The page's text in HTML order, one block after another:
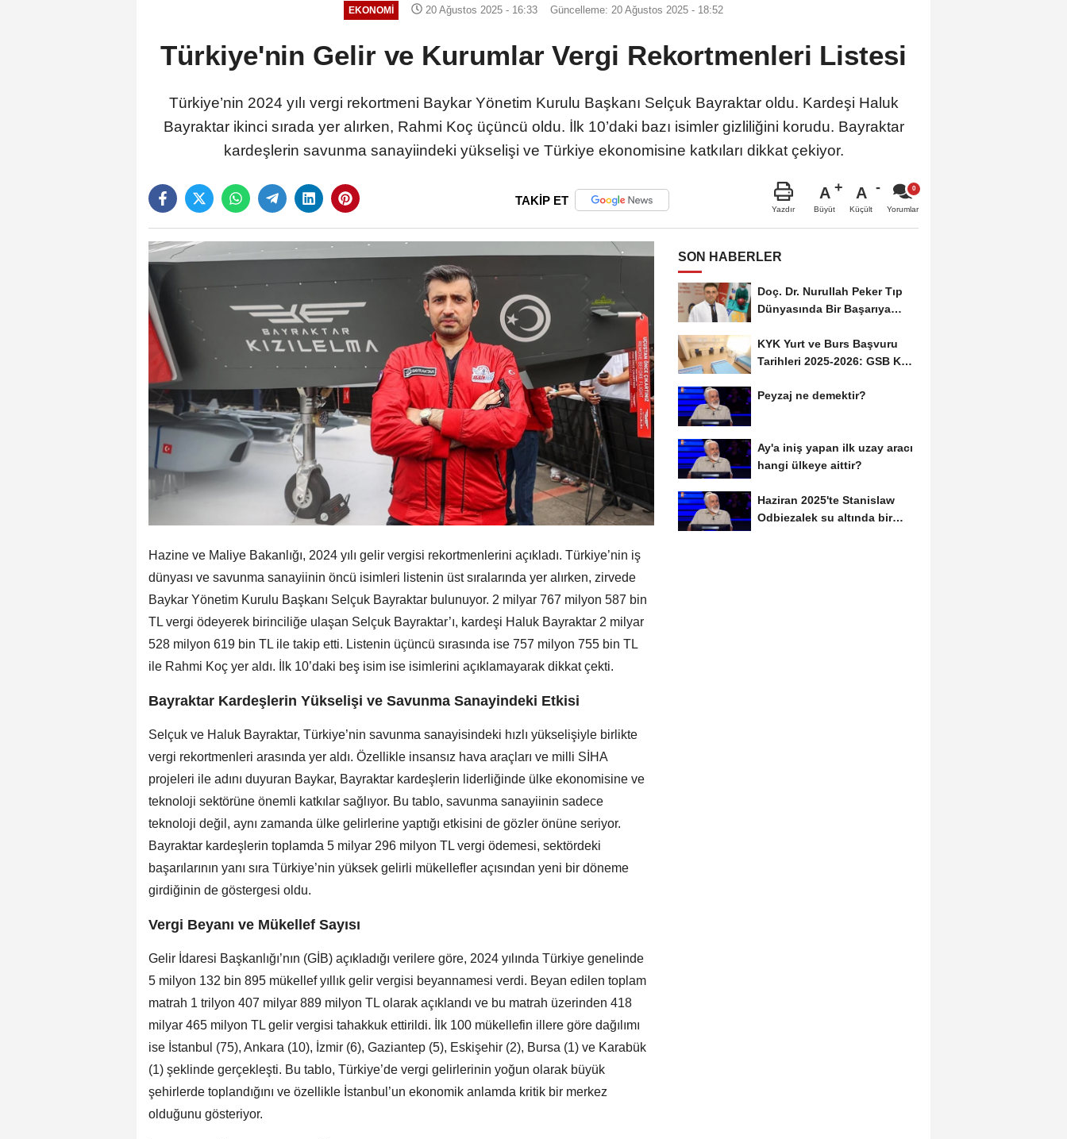
EKONOMI 20 Ağustos 2025 - 16:33 Güncelleme: 20 Ağustos 2025 - 18:52
Türkiye'nin Gelir ve Kurumlar Vergi Rekortmenleri Listesi
Türkiye’nin 2024 yılı vergi rekortmeni Baykar Yönetim Kurulu Başkanı Selçuk Bayraktar oldu. Kardeşi Haluk
Bayraktar ikinci sırada yer alırken, Rahmi Koç üçüncü oldu. İlk 10’daki bazı isimler gizliliğini korudu. Bayraktar
kardeşlerin savunma sanayiindeki yükselişi ve Türkiye ekonomisine katkıları dikkat çekiyor.
TAKİP ET
Yazdır
A
Büyüt
A
Küçült Yorumlar
Hazine ve Maliye Bakanlığı, 2024 yılı gelir vergisi rekortmenlerini açıkladı. Türkiye’nin iş
dünyası ve savunma sanayiinin öncü isimleri listenin üst sıralarında yer alırken, zirvede
Baykar Yönetim Kurulu Başkanı Selçuk Bayraktar bulunuyor. 2 milyar 767 milyon 587 bin
TL vergi ödeyerek birinciliğe ulaşan Selçuk Bayraktar’ı, kardeşi Haluk Bayraktar 2 milyar
528 milyon 619 bin TL ile takip etti. Listenin üçüncü sırasında ise 757 milyon 755 bin TL
ile Rahmi Koç yer aldı. İlk 10’daki beş isim ise isimlerini açıklamayarak dikkat çekti.
Bayraktar Kardeşlerin Yükselişi ve Savunma Sanayindeki Etkisi
Selçuk ve Haluk Bayraktar, Türkiye’nin savunma sanayisindeki hızlı yükselişiyle birlikte
vergi rekortmenleri arasında yer aldı. Özellikle insansız hava araçları ve milli SİHA
projeleri ile adını duyuran Baykar, Bayraktar kardeşlerin liderliğinde ülke ekonomisine ve
teknoloji sektörüne önemli katkılar sağlıyor. Bu tablo, savunma sanayiinin sadece
teknoloji değil, aynı zamanda ülke gelirlerine yaptığı etkisini de gözler önüne seriyor.
Bayraktar kardeşlerin toplamda 5 milyar 296 milyon TL vergi ödemesi, sektördeki
başarılarının yanı sıra Türkiye’nin yüksek gelirli mükellefler açısından yeni bir döneme
girdiğinin de göstergesi oldu.
Vergi Beyanı ve Mükellef Sayısı
Gelir İdaresi Başkanlığı’nın (GİB) açıkladığı verilere göre, 2024 yılında Türkiye genelinde
5 milyon 132 bin 895 mükellef yıllık gelir vergisi beyannamesi verdi. Beyan edilen toplam
matrah 1 trilyon 407 milyar 889 milyon TL olarak açıklandı ve bu matrah üzerinden 418
milyar 465 milyon TL gelir vergisi tahakkuk ettirildi. İlk 100 mükellefin illere göre dağılımı
ise İstanbul (75), Ankara (10), İzmir (6), Gaziantep (5), Eskişehir (2), Bursa (1) ve Karabük
(1) şeklinde gerçekleşti. Bu tablo, Türkiye’de vergi gelirlerinin yoğun olarak büyük
şehirlerde toplandığını ve özellikle İstanbul’un ekonomik anlamda kritik bir merkez
olduğunu gösteriyor.
SON HABERLER
Doç. Dr. Nurullah Peker Tıp
Dünyasında Bir Başarıya
KYK Yurt ve Burs Başvuru
Tarihleri 2025-2026: GSB KYK
Peyzaj ne demektir?
Ay'a iniş yapan ilk uzay aracı
hangi ülkeye aittir?
Haziran 2025'te Stanislaw
Odbiezalek su altında bir